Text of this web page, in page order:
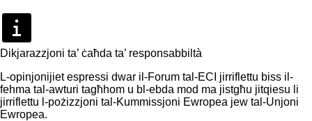
Dikjarazzjoni ta’ ċaħda ta’ responsabbiltà
L-opinjonijiet espressi dwar il-Forum tal-ECI jirriflettu biss il-
fehma tal-awturi tagħhom u bl-ebda mod ma jistgħu jitqiesu li
jirriflettu l-pożizzjoni tal-Kummissjoni Ewropea jew tal-Unjoni
Ewropea.